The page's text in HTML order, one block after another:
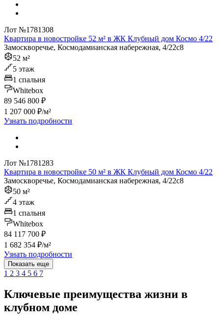
Лот №1781308
Квартира в новостройке 52 м² в ЖК Клубный дом Космо 4/22
Замоскворечье, Космодамианская набережная, 4/22с8
52 м²
5 этаж
1 спальня
Whitebox
89 546 800 ₽
1 207 000 ₽/м²
Узнать подробности
Лот №1781283
Квартира в новостройке 50 м² в ЖК Клубный дом Космо 4/22
Замоскворечье, Космодамианская набережная, 4/22с8
50 м²
4 этаж
1 спальня
Whitebox
84 117 700 ₽
1 682 354 ₽/м²
Узнать подробности
Показать еще
1 2 3 4 5 6 7
Ключевые преимущества жизни в
клубном доме